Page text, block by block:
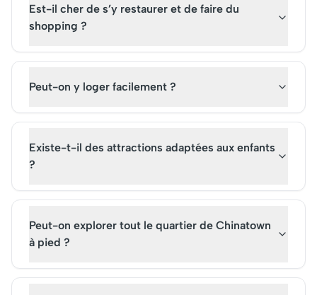
millions de visiteurs chaque
année.
Est-il cher de s’y restaurer et de faire du
shopping ?
Peut-on y loger facilement ?
Existe-t-il des attractions adaptées aux enfants
?
Peut-on explorer tout le quartier de Chinatown
à pied ?